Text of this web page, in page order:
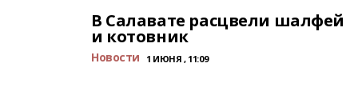
В Салавате расцвели шалфей
и котовник
Новости 1 ИЮНЯ , 11:09